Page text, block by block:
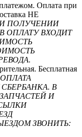
Оплата при
НЕ
ПОЛУЧЕНИИ
ОПЛАТУ ВХОДИТ
Бесплатная
ОПЛАТА
В
И
ЗВОНИТЬ: